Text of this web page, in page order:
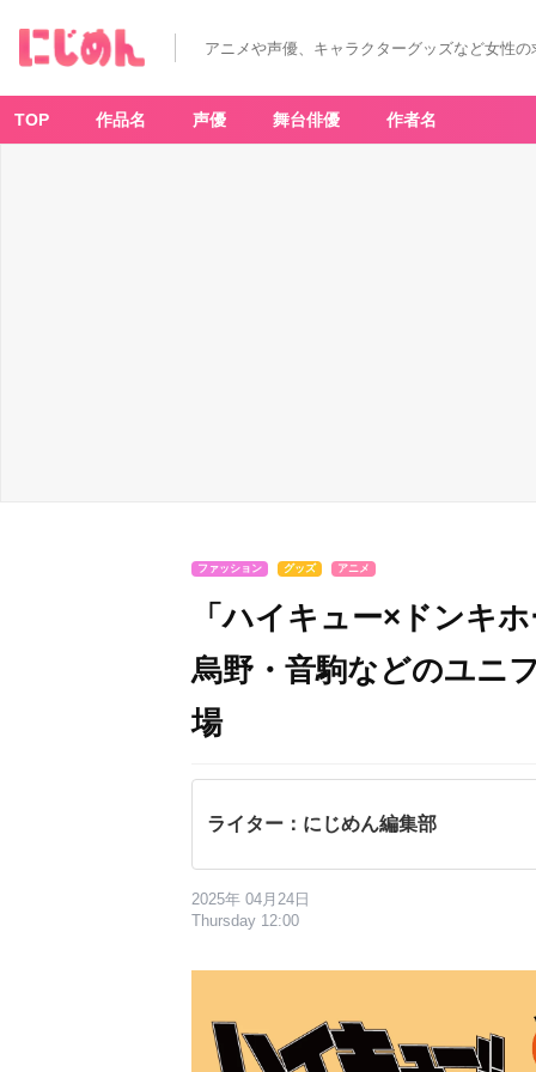
アニメや声優、キャラクターグッズなど女性
TOP 作品名 声優 舞台俳優 作者名
ファッション グッズ アニメ
「ハイキュー×ドンキ
烏野・音駒などのユニ
場
ライター：にじめん編集部
2025年 04月24日
Thursday 12:00